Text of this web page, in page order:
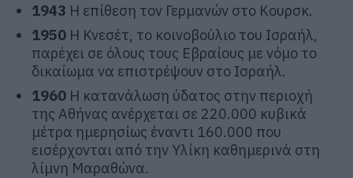
1943 Η επίθεση τον Γερμανών στο Κουρσκ.
1950 Η Κνεσέτ, το κοινοβούλιο του Ισραήλ,
παρέχει σε όλους τους Εβραίους με νόμο το
δικαίωμα να επιστρέψουν στο Ισραήλ.
1960 Η κατανάλωση ύδατος στην περιοχή
της Αθήνας ανέρχεται σε 220.000 κυβικά
μέτρα ημερησίως έναντι 160.000 που
εισέρχονται από την Υλίκη καθημερινά στη
λίμνη Μαραθώνα.